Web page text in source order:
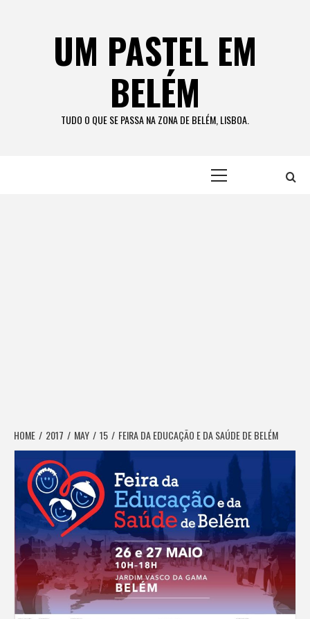
UM PASTEL EM
BELÉM
TUDO O QUE SE PASSA NA ZONA DE BELÉM, LISBOA.
HOME 2017 MAY 15 FEIRA DA EDUCAÇÃO E DA SAÚDE DE BELÉM